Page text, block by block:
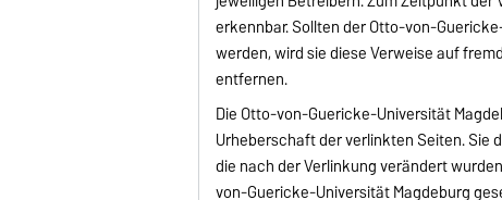
erkennbar. Sollten der Otto-von-
werden, wird sie diese Verweise auf
entfernen.
Die Otto-von-Guericke-Universität
Urheberschaft der verlinkten Seiten. Sie
die nach der Verlinkung verändert
von-Guericke-Universität Magdeburg